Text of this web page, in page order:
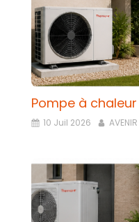
Pompe à chaleur
10 Juil 2026